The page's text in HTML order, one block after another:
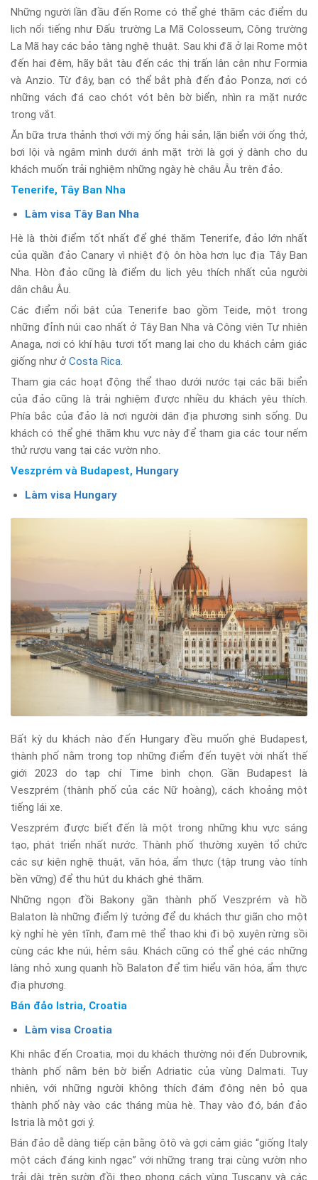
Những người lần đầu đến Rome có thể ghé thăm các điểm du
lịch nổi tiếng như Đấu trường La Mã Colosseum, Công trường
La Mã hay các bảo tàng nghệ thuật. Sau khi đã ở lại Rome một
đến hai đêm, hãy bắt tàu đến các thị trấn lân cận như Formia
và Anzio. Từ đây, bạn có thể bắt phà đến đảo Ponza, nơi có
những vách đá cao chót vót bên bờ biển, nhìn ra mặt nước
trong vắt.
Ăn bữa trưa thảnh thơi với mỳ ống hải sản, lặn biển với ống thở,
bơi lội và ngâm mình dưới ánh mặt trời là gợi ý dành cho du
khách muốn trải nghiệm những ngày hè châu Âu trên đảo.
Tenerife, Tây Ban Nha
Làm visa Tây Ban Nha
Hè là thời điểm tốt nhất để ghé thăm Tenerife, đảo lớn nhất
của quần đảo Canary vì nhiệt độ ôn hòa hơn lục địa Tây Ban
Nha. Hòn đảo cũng là điểm du lịch yêu thích nhất của người
dân châu Âu.
Các điểm nổi bật của Tenerife bao gồm Teide, một trong
những đỉnh núi cao nhất ở Tây Ban Nha và Công viên Tự nhiên
Anaga, nơi có khí hậu tươi tốt mang lại cho du khách cảm giác
giống như ở Costa Rica.
Tham gia các hoạt động thể thao dưới nước tại các bãi biển
của đảo cũng là trải nghiệm được nhiều du khách yêu thích.
Phía bắc của đảo là nơi người dân địa phương sinh sống. Du
khách có thể ghé thăm khu vực này để tham gia các tour nếm
thử rượu vang tại các vườn nho.
Veszprém và Budapest, Hungary
Làm visa Hungary
Bất kỳ du khách nào đến Hungary đều muốn ghé Budapest,
thành phố nằm trong top những điểm đến tuyệt vời nhất thế
giới 2023 do tạp chí Time bình chọn. Gần Budapest là
Veszprém (thành phố của các Nữ hoàng), cách khoảng một
tiếng lái xe.
Veszprém được biết đến là một trong những khu vực sáng
tạo, phát triển nhất nước. Thành phố thường xuyên tổ chức
các sự kiện nghệ thuật, văn hóa, ẩm thực (tập trung vào tính
bền vững) để thu hút du khách ghé thăm.
Những ngọn đồi Bakony gần thành phố Veszprém và hồ
Balaton là những điểm lý tưởng để du khách thư giãn cho một
kỳ nghỉ hè yên tĩnh, đam mê thể thao khi đi bộ xuyên rừng sồi
cùng các khe núi, hẻm sâu. Khách cũng có thể ghé các những
làng nhỏ xung quanh hồ Balaton để tìm hiểu văn hóa, ẩm thực
địa phương.
Bán đảo Istria, Croatia
Làm visa Croatia
Khi nhắc đến Croatia, mọi du khách thường nói đến Dubrovnik,
thành phố nằm bên bờ biển Adriatic của vùng Dalmati. Tuy
nhiên, với những người không thích đám đông nên bỏ qua
thành phố này vào các tháng mùa hè. Thay vào đó, bán đảo
Istria là một gợi ý.
Bán đảo dễ dàng tiếp cận bằng ôtô và gợi cảm giác “giống Italy
một cách đáng kinh ngạc” với những trang trại cùng vườn nho
trải dài trên sườn đồi theo phong cách vùng Tuscany và các